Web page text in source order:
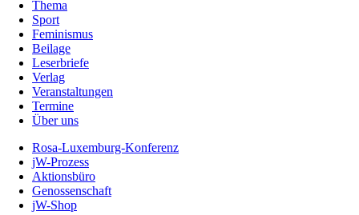
Thema
Sport
Feminismus
Beilage
Leserbriefe
Verlag
Veranstaltungen
Termine
Über uns
Rosa-Luxemburg-Konferenz
jW-Prozess
Aktionsbüro
Genossenschaft
jW-Shop